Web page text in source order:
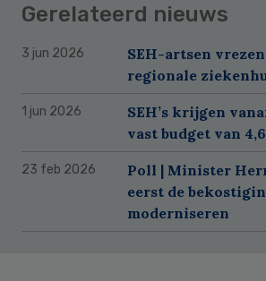
Gerelateerd nieuws
3 jun 2026
SEH-artsen
regionale
1 jun 2026
SEH’s krijgen
vast budget van
23 feb 2026
Poll | Minister
eerst de
moderniseren